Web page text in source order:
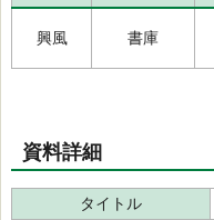
興風 書庫
資料詳細
タイトル